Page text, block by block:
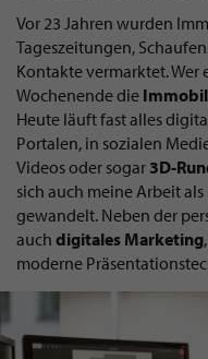
Vor 23 Jahren wurden
Tageszeitungen,
Kontakte vermarktet. Wer
Wochenende die
Heute läuft fast alles
Portalen, in sozialen
Videos oder sogar 3D-
sich auch meine Arbeit
gewandelt. Neben der
auch digitales Marketing
moderne